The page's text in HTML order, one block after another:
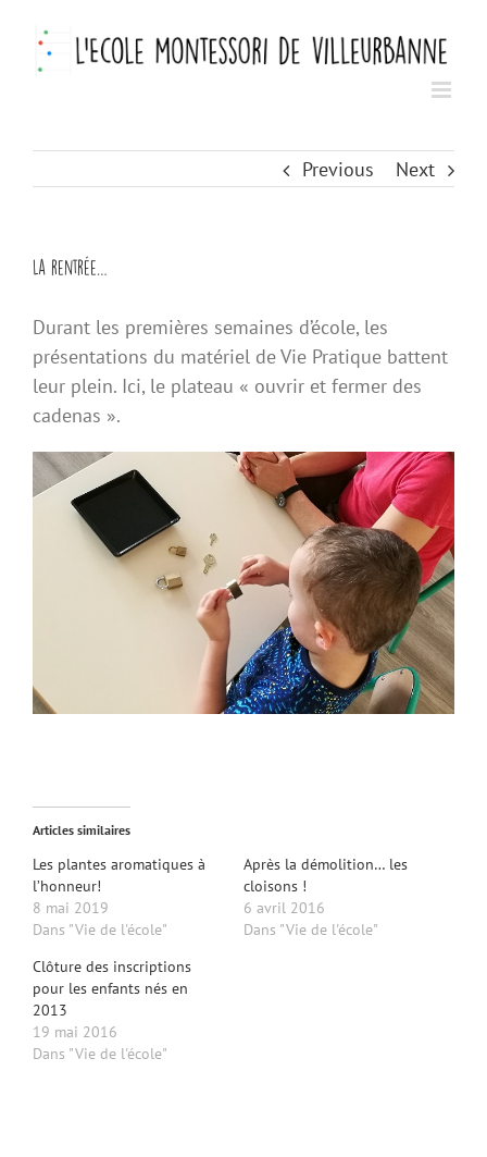
content
Previous Next
La rentrée…
Durant les premières semaines d’école, les
présentations du matériel de Vie Pratique battent
leur plein. Ici, le plateau « ouvrir et fermer des
cadenas ».
Articles similaires
Les plantes aromatiques à
l’honneur!
8 mai 2019
Dans "Vie de l'école"
Après la démolition… les
cloisons !
6 avril 2016
Dans "Vie de l'école"
Clôture des inscriptions
pour les enfants nés en
2013
19 mai 2016
Dans "Vie de l'école"